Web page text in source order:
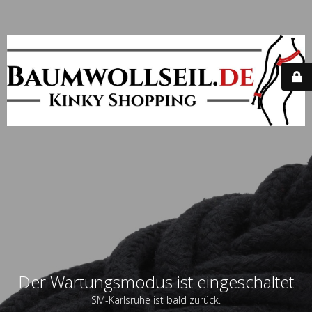
Der Wartungsmodus ist eingeschaltet
SM-Karlsruhe ist bald zurück.